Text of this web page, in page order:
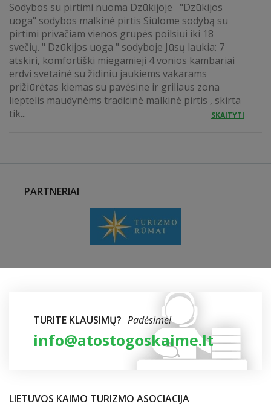
Sodybos su pirtimi nuoma Dzūkijoje "Dzūkijos
uoga" sodybos malkinė pirtis Siūlome sodybą su
pirtimi privačiam vienos grupės poilsiui iki 18
svečių. " Dzūkijos uoga " sodyboje Jūsų laukia: 7
atskiri, komfortiški miegamieji 4 vonios kambariai
erdvi svetainė su židiniu jaukiems vakarams
prižiūrėtas kiemas su pavėsine ir griliaus zona
lieptelis maudynėms tradicinė malkinė pirtis , skirta
tik...
SKAITYTI
PARTNERIAI
TURITE KLAUSIMŲ? Padėsime!
info@atostogoskaime.lt
LIETUVOS KAIMO TURIZMO ASOCIACIJA